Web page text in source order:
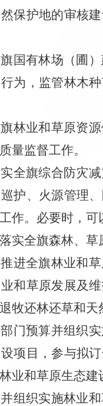
保护地的审核
旗国有林场（圃
为，监管林木
旗林业和草原资
量监督工作。
实全旗综合防灾
护、火源管理
作。必要时，
实全旗森林、草
推进全旗林业和
和草原发展及
牧还林还草和天
部门预算并组织
项目，参与拟
业和草原生态建
并组织实施林业